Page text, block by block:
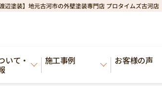
渡辺塗装】地元古河市の外壁塗装専門店 プロタイムズ古河店
いて・ 施工事例 お客様の声